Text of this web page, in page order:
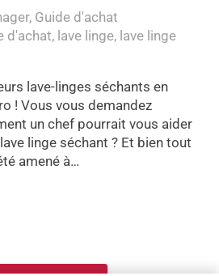
, Guide d'achat
d'achat, lave linge, lave linge
lave-linges séchants en
! Vous vous demandez
un chef pourrait vous aider
linge séchant ? Et bien tout
amené à…